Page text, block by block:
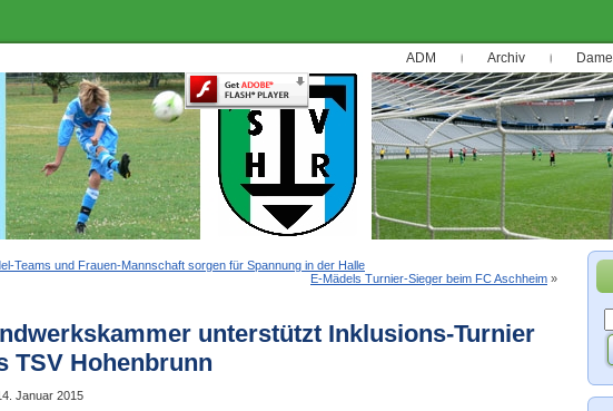
ADM Archiv
Teams und Frauen-Mannschaft sorgen für Spannung in der Halle
E-Mädels Turnier-Sieger beim FC Aschheim »
unterstützt Inklusions-Turnier
TSV Hohenbrunn
Januar 2015